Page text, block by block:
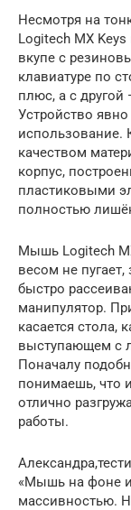
Несмотря на
Logitech MX
вкупе с
клавиатуре по
плюс, а с
Устройство
использование.
качеством
корпус,
пластиковыми
полностью
Мышь Logitech
весом не
быстро
манипулятор.
касается стола,
выступающем с
Поначалу
понимаешь, что
отлично
работы.
«Мышь на фоне
массивностью.